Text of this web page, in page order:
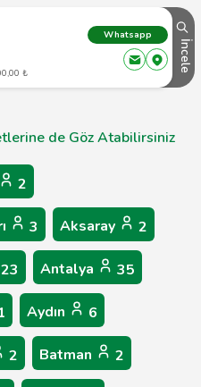
₺
Whatsapp
İncele
de Göz Atabilirsiniz
2
3 Aksaray 2
23 Antalya 35
Aydın 6
2 Batman 2